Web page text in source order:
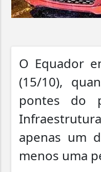
O Equador
(15/10),
pontes do
apenas um
menos uma